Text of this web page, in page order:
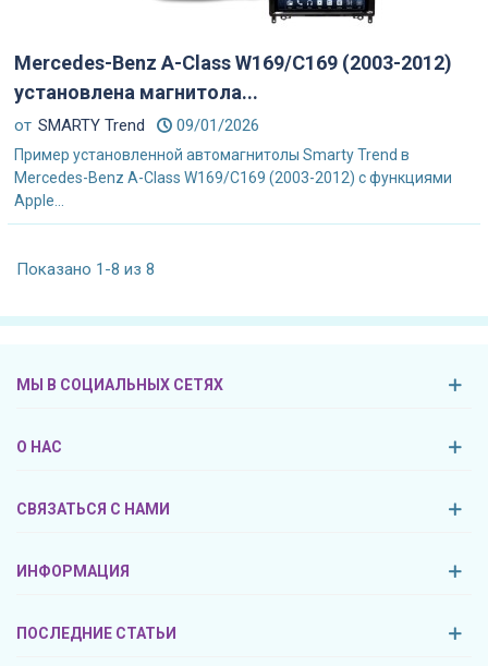
Mercedes-Benz A-Class W169/C169 (2003-2012)
установлена магнитола...
от SMARTY Trend 09/01/2026
Пример установленной автомагнитолы Smarty Trend в
Mercedes-Benz A-Class W169/C169 (2003-2012) с функциями
Apple...
Показано 1-8 из 8
МЫ В СОЦИАЛЬНЫХ СЕТЯХ
О НАС
СВЯЗАТЬСЯ С НАМИ
ИНФОРМАЦИЯ
ПОСЛЕДНИЕ СТАТЬИ